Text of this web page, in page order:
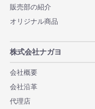
販売部の紹介
オリジナル商品
株式会社ナガヨ
会社概要
会社沿革
代理店